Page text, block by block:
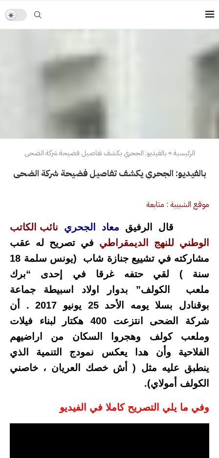
الرئيسية» بالفيديو: الجحري يكشف تفاصيل فضيحة شركة الضحى
بالفيديو: الجحري يكشف تفاصيل فضيحة شركة الضحى
موقع الشبيبة : متابعة
قال الرفيق معاد الجحري
نائب الكاتب
الوطني للنهج الديمقراطي في تصريح له عقب
مشاركته في تشييع جنازة شاب (يونس سلمة 18
سنة ) لقي حتفه غرقا في إحدى “برك
ملعب الكولف” بدوار اولاد اسبيطة جماعة
بوقنادل بسلا يومه الأحد 25 يونيو 2017 . أن
شركة الضحى انتزعت 400 هكتار لبناء فيلات
وملعب كولف وهجروا السكان من اراضيهم
الفلاحية وأن هدا يعكس نمودج التنمية الذي
ينطبق عليه مثل ( أش خصك العريان ، خاصني
الكولف أمولاي).
وفي ما يلي التصريح كاملا في الفيديو